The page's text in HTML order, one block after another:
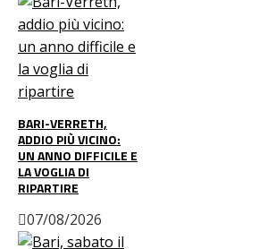
BARI-VERRETH,
ADDIO PIÙ VICINO:
UN ANNO DIFFICILE E
LA VOGLIA DI
RIPARTIRE
07/08/2026